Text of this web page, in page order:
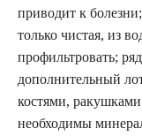
приводит к
только чистая, из
профильтровать;
дополнительный
костями,
необходимы